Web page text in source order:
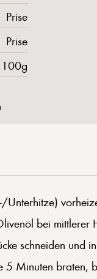
Prise
Prise
100g
bei
schneiden
5 Minuten braten,